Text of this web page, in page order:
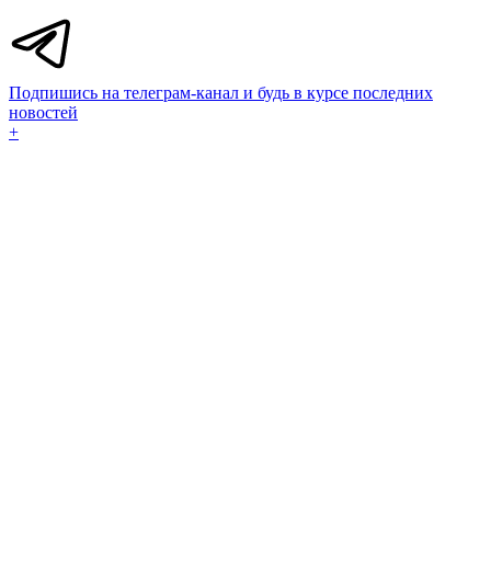
Подпишись на телеграм-канал и будь в курсе последних
новостей
+